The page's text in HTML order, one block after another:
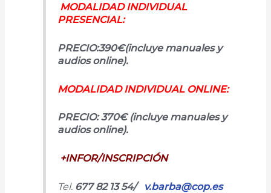
MODALIDAD INDIVIDUAL
PRESENCIAL:
PRECIO:390€(incluye manuales y
audios online).
MODALIDAD INDIVIDUAL ONLINE:
PRECIO: 370€ (incluye manuales y
audios online).
+INFOR/INSCRIPCIÓN
Tel. 677 82 13 54/ v.barba@cop.es